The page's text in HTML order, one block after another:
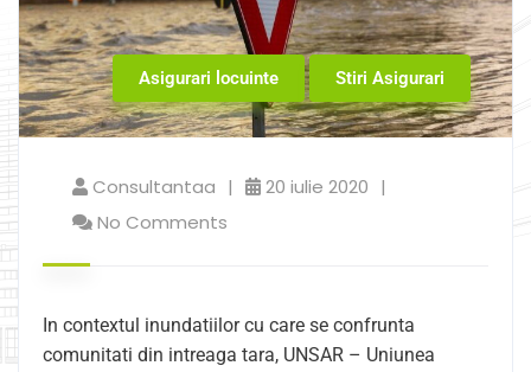
Asigurari locuinte Stiri Asigurari
Consultantaa
20 iulie 2020
No Comments
In contextul inundatiilor cu care se confrunta
comunitati din intreaga tara, UNSAR – Uniunea